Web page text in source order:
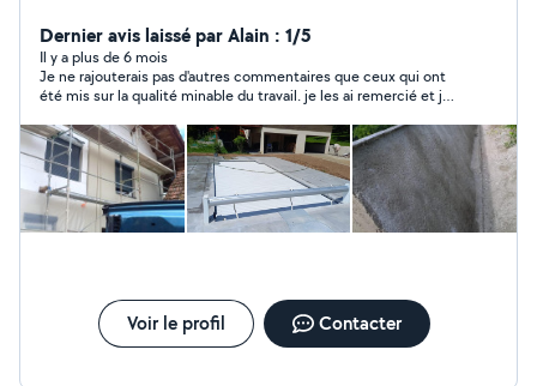
Pour des petits travaux, je peux le faire moi-même, pour
des travaux plus conséquents, je peux faire appel à mes
anciens employés qui sont à leur compte maintenant et
suivre l'avancement des travaux, donner des conseils,
faire des devis, rechercher les meilleures propositions,
faire des demandes de permis de construire, plans, faire
des expertises de chantiers. etc...
Dernier avis laissé par Alain : 1/5
Il y a plus de 6 mois
Je ne rajouterais pas d'autres commentaires que ceux qui ont
été mis sur la qualité minable du travail. je les ai remercié et je
malfaçons qui ont été faites. triste professionnel
Voir le profil Contacter